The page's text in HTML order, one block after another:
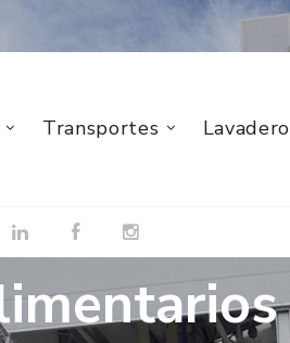
Transportes Lavadero